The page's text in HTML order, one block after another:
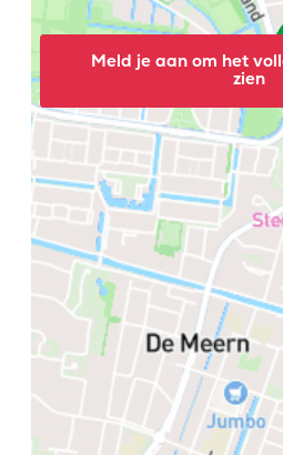
Meld je aan om het
zien